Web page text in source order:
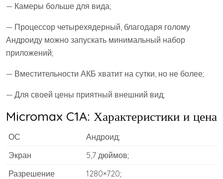
— Камеры больше для вида;
— Процессор четырехядерный, благодаря голому
Андроиду можно запускать минимальный набор
приложений;
— Вместительности АКБ хватит на сутки, но не более;
— Для своей цены приятный внешний вид;
Micromax C1A: Характеристики и цена
ОС
Андроид;
Экран
5,7 дюймов;
Разрешение
1280×720;